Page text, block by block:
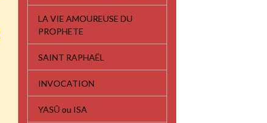
LA VIE AMOUREUSE DU
PROPHETE
SAINT RAPHAËL
INVOCATION
YASÛ ou ISA